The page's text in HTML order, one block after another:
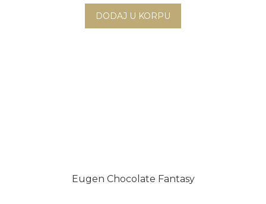
Eugen Chocolate Fantasy